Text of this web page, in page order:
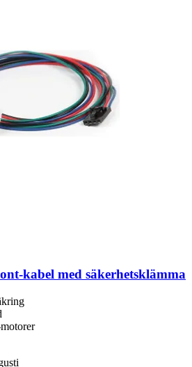
​kabel med säkerhetsklämma